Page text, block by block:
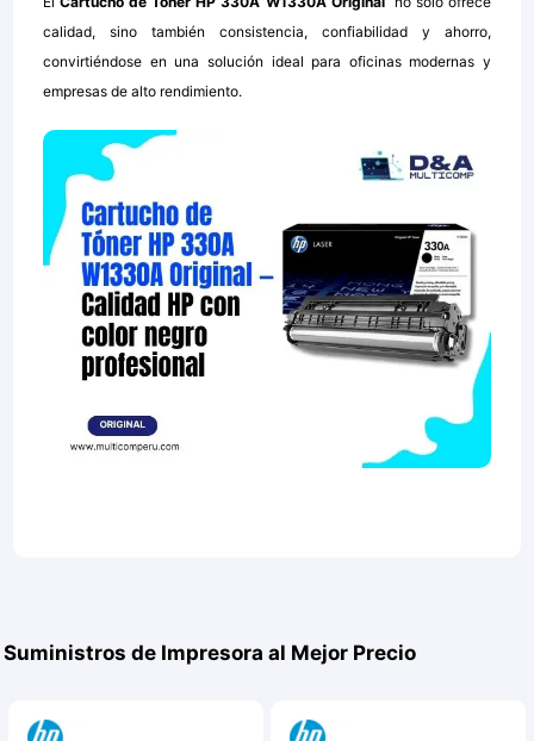
calidad, sino también consistencia, confiabilidad y ahorro,
convirtiéndose en una solución ideal para oficinas modernas y
empresas de alto rendimiento.
Suministros de Impresora al Mejor Precio